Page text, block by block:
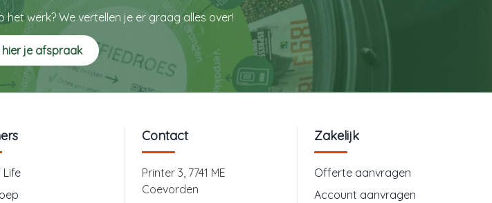
werk? We vertellen je er graag alles over!
hier je afspraak
Life
Contact
Printer 3, 7741 ME
Coevorden
Zakelijk
Offerte aanvragen
Account aanvragen